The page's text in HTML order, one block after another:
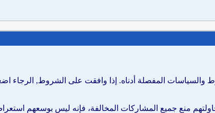
والسياسات المفصلة أدناه. إذا وافقت على الشروط, الرجاء
منع جميع المشاركات المخالفة، فإنه ليس بوسعهم